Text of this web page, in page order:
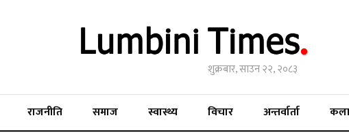
शुक्रबार, साउन २२, २०८३
राजनीति समाज स्वास्थ्य विचार अन्तर्वार्ता